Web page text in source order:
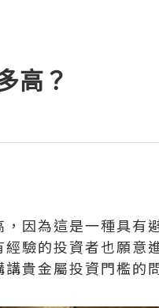
高？
因為這是一種具有
驗的投資者也願意
貴金屬投資門檻的